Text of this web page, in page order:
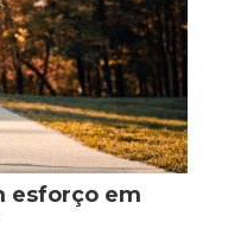
esforço em